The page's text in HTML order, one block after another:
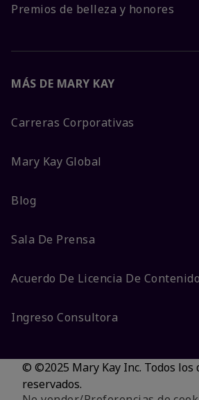
Premios de belleza y honores
MÁS DE MARY KAY
Carreras Corporativas
Mary Kay Global
Blog
Sala De Prensa
Acuerdo De Licencia De Contenido
Ingreso Consultora
© ©2025 Mary Kay Inc. Todos los
reservados.